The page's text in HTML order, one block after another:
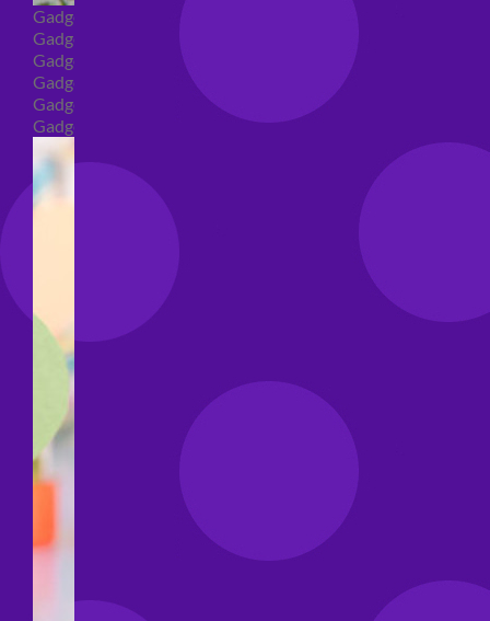
Gadget
Gadget addio al nubilato
Gadget Laurea
Gadget addio al celibato
Gadget per compleanno
Gadget generici